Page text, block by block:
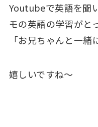
Youtubeで英語を聞
モの英語の学習がと
「お兄ちゃんと一緒
嬉しいですね～